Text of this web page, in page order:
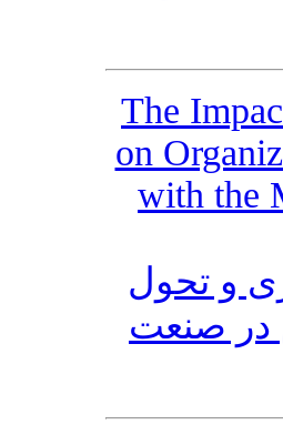
The
on
with the
و تحول
در صنعت